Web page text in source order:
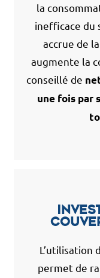
la
inefficace du
accrue de
augmente la
conseillé de
une fois par
L’utilisation
permet de